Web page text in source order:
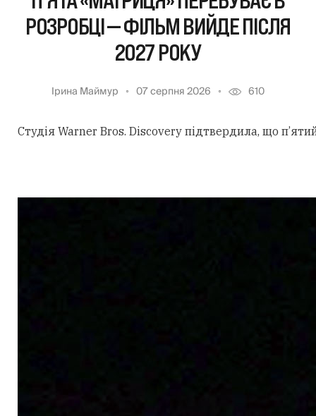
РОЗРОБЦІ — ФІЛЬМ ВИЙДЕ ПІСЛЯ
2027 РОКУ
Ірина Маймур 07 серпня 2026 610
Студія Warner Bros. Discovery підтвердила, що